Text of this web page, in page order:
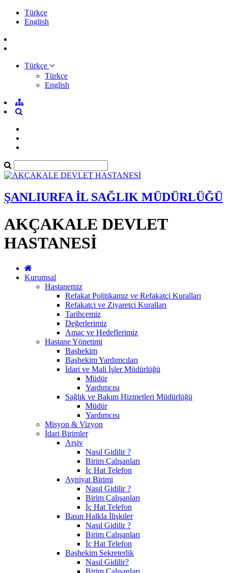
Türkçe
English
Türkçe
Türkçe
English
ŞANLIURFA İL SAĞLIK MÜDÜRLÜĞÜ
AKÇAKALE DEVLET
HASTANESİ
Kurumsal
Hastanemiz
Refakat Politikamız ve Refakatçi Kuralları
Refakatçi ve Ziyaretçi Kuralları
Tarihçemiz
Değerlerimiz
Amaç ve Hedeflerimiz
Hastane Yönetimi
Başhekim
Başhekim Yardımcıları
İdari ve Mali İşler Müdürlüğü
Müdür
Yardımcısı
Sağlık ve Bakım Hizmetleri Müdürlüğü
Müdür
Yardımcısı
Misyon & Vizyon
İdari Birimler
Arşiv
Nasıl Gidilir ?
Birim Çalışanları
İç Hat Telefon
Ayniyat Birimi
Nasıl Gidilir ?
Birim Çalışanları
İç Hat Telefon
Basın Halkla İlişkiler
Nasıl Gidilir ?
Birim Çalışanları
İç Hat Telefon
Başhekim Sekreterlik
Nasıl Gidilir?
Birim Çalışanları